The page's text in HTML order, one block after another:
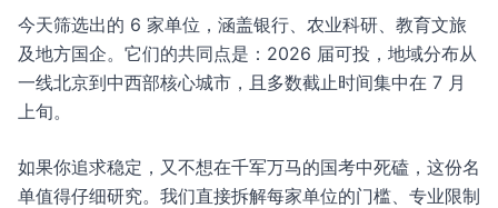
今天筛选出的 6 家单位，涵盖银行、农业科研、教育文旅
及地方国企。它们的共同点是：2026 届可投，地域分布从
一线北京到中西部核心城市，且多数截止时间集中在 7 月
上旬。
如果你追求稳定，又不想在千军万马的国考中死磕，这份名
单值得仔细研究。我们直接拆解每家单位的门槛、专业限制